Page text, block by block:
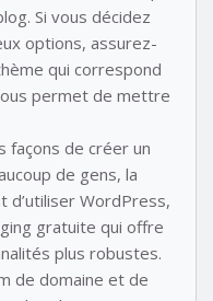
Si vous décidez
options, assurez-
qui correspond
permet de mettre
façons de créer un
de gens, la
d’utiliser WordPress,
gratuite qui offre
plus robustes.
de domaine et de